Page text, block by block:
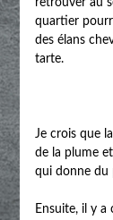
quartier
des élans
tarte.
Je crois que
de la plume
qui donne du
Ensuite, il y a